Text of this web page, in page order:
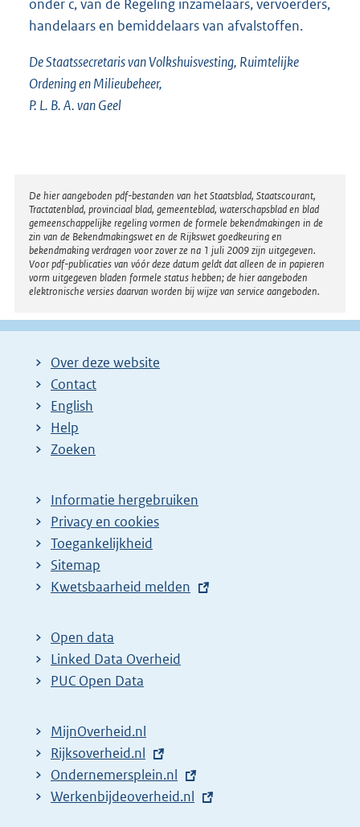
onder c, van de Regeling inzamelaars, vervoerders,
handelaars en bemiddelaars van afvalstoffen.
De Staatssecretaris van Volkshuisvesting, Ruimtelijke
Ordening en Milieubeheer,
P. L. B. A. van Geel
Disclaimer
De hier aangeboden pdf-bestanden van het Staatsblad, Staatscourant,
Tractatenblad, provinciaal blad, gemeenteblad, waterschapsblad en blad
gemeenschappelijke regeling vormen de formele bekendmakingen in de
zin van de Bekendmakingswet en de Rijkswet goedkeuring en
bekendmaking verdragen voor zover ze na 1 juli 2009 zijn uitgegeven.
Voor pdf-publicaties van vóór deze datum geldt dat alleen de in papieren
vorm uitgegeven bladen formele status hebben; de hier aangeboden
elektronische versies daarvan worden bij wijze van service aangeboden.
Over deze website
Contact
English
Help
Zoeken
Informatie hergebruiken
Privacy en cookies
Toegankelijkheid
Sitemap
E
t
e
r
l
i
n
k
Kwetsbaarheid melden
Open data
Linked Data Overheid
PUC Open Data
MijnOverheid.nl
E
x
t
Rijksoverheid.nl
E
x
Ondernemersplein.nl
E
Werkenbijdeoverheid.nl